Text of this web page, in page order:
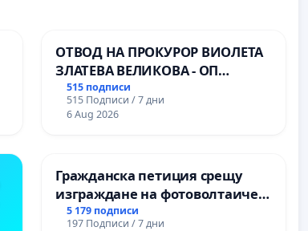
ОТВОД НА ПРОКУРОР ВИОЛЕТА
ЗЛАТЕВА ВЕЛИКОВА - ОП
ДОБРИЧ
515 подписи
515 Подписи / 7 дни
6 Aug 2026
Гражданска петиция срещу
изграждане на фотоволтаичен
парк в с.Прибой, общ. Радомир
5 179 подписи
197 Подписи / 7 дни